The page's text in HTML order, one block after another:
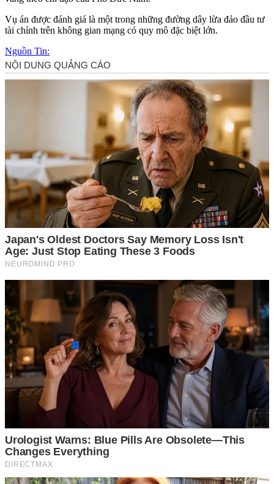
Vụ án được đánh giá là một trong những đường dây lừa đảo đầu tư
tài chính trên không gian mạng có quy mô đặc biệt lớn.
Nguồn Tin: